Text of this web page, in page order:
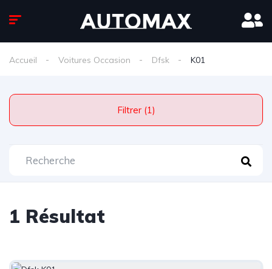
Accueil Voitures Occasion Dfsk K01
Filtrer (1)
1 Résultat